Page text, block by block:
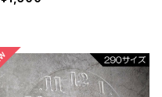
オリジナル時計制作素材｜